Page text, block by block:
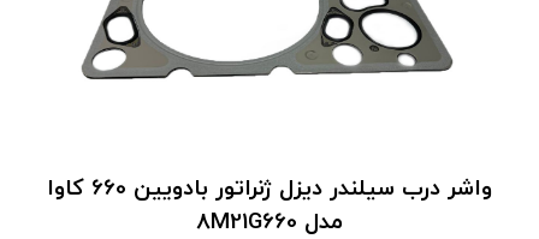
واشر درب سیلندر دیزل ژنراتور بادویین 660 کاوا
مدل 8M21G660